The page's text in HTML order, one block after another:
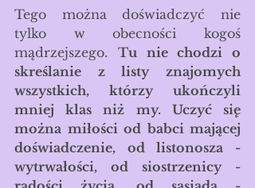
Tego można doświadczyć nie
tylko w obecności kogoś
mądrzejszego. Tu nie chodzi o
skreślanie z listy znajomych
wszystkich, którzy ukończyli
mniej klas niż my. Uczyć się
można miłości od babci mającej
doświadczenie, od listonosza -
wytrwałości, od siostrzenicy -